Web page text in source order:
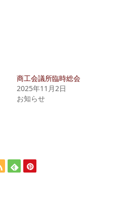
商工会議所臨時総会
2025年11月2日
お知らせ